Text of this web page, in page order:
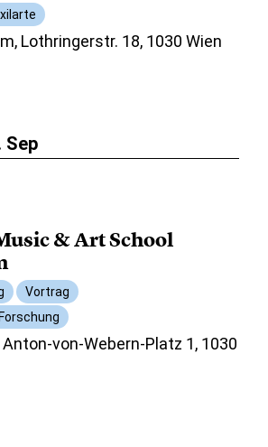
Lothringerstr. 18, 1030 Wien
Sep
& Art School
Vortrag
von-Webern-Platz 1, 1030